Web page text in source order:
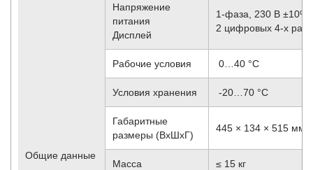
Общие данные
Напряжение
питания
Дисплей
1-фаза, 230 В
2 цифровых 4-х
Рабочие условия 0…40 °C
Условия хранения -20…70 °С
Габаритные
размеры (ВхШхГ)
445 × 134 × 515 мм
Масса ≤ 15 кг